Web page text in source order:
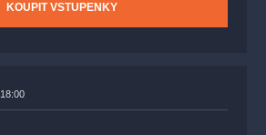
KOUPIT VSTUPENKY
18:00